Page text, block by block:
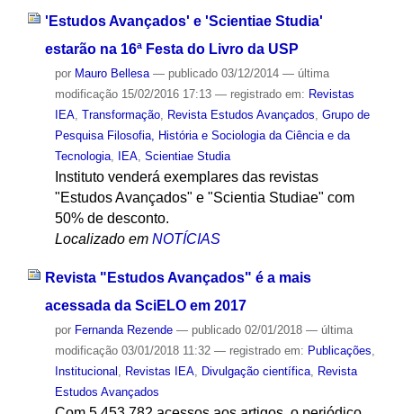
'Estudos Avançados' e 'Scientiae Studia'
estarão na 16ª Festa do Livro da USP
por Mauro Bellesa — publicado03/12/2014 — última
modificação15/02/2016 17:13 — registrado em: Revistas
IEA, Transformação, Revista Estudos Avançados, Grupo de
Pesquisa Filosofia, História e Sociologia da Ciência e da
Tecnologia, IEA, Scientiae Studia
Instituto venderá exemplares das revistas
"Estudos Avançados" e "Scientia Studiae" com
50% de desconto.
Localizado em NOTÍCIAS
Revista "Estudos Avançados" é a mais
acessada da SciELO em 2017
por Fernanda Rezende — publicado02/01/2018 — última
modificação03/01/2018 11:32 — registrado em: Publicações
Institucional
Revistas IEA, Divulgação científica,
Revista
Estudos Avançados